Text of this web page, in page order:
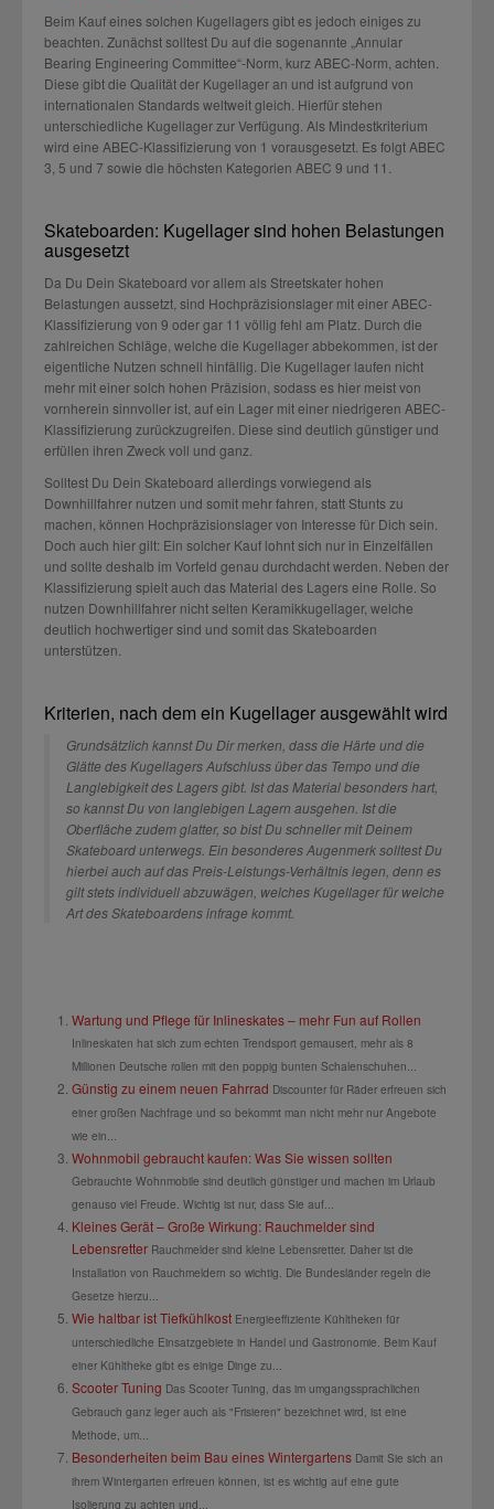
Beim Kauf eines solchen Kugellagers gibt es jedoch einiges zu
beachten. Zunächst solltest Du auf die sogenannte „Annular
Bearing Engineering Committee“-Norm, kurz ABEC-Norm, achten.
Diese gibt die Qualität der Kugellager an und ist aufgrund von
internationalen Standards weltweit gleich. Hierfür stehen
unterschiedliche Kugellager zur Verfügung. Als Mindestkriterium
wird eine ABEC-Klassifizierung von 1 vorausgesetzt. Es folgt ABEC
3, 5 und 7 sowie die höchsten Kategorien ABEC 9 und 11.
Skateboarden: Kugellager sind hohen Belastungen
ausgesetzt
Da Du Dein Skateboard vor allem als Streetskater hohen
Belastungen aussetzt, sind Hochpräzisionslager mit einer ABEC-
Klassifizierung von 9 oder gar 11 völlig fehl am Platz. Durch die
zahlreichen Schläge, welche die Kugellager abbekommen, ist der
eigentliche Nutzen schnell hinfällig. Die Kugellager laufen nicht
mehr mit einer solch hohen Präzision, sodass es hier meist von
vornherein sinnvoller ist, auf ein Lager mit einer niedrigeren ABEC-
Klassifizierung zurückzugreifen. Diese sind deutlich günstiger und
erfüllen ihren Zweck voll und ganz.
Solltest Du Dein Skateboard allerdings vorwiegend als
Downhillfahrer nutzen und somit mehr fahren, statt Stunts zu
machen, können Hochpräzisionslager von Interesse für Dich sein.
Doch auch hier gilt: Ein solcher Kauf lohnt sich nur in Einzelfällen
und sollte deshalb im Vorfeld genau durchdacht werden. Neben der
Klassifizierung spielt auch das Material des Lagers eine Rolle. So
nutzen Downhillfahrer nicht selten Keramikkugellager, welche
deutlich hochwertiger sind und somit das Skateboarden
unterstützen.
Kriterien, nach dem ein Kugellager ausgewählt wird
Grundsätzlich kannst Du Dir merken, dass die Härte und die
Glätte des Kugellagers Aufschluss über das Tempo und die
Langlebigkeit des Lagers gibt. Ist das Material besonders hart,
so kannst Du von langlebigen Lagern ausgehen. Ist die
Oberfläche zudem glatter, so bist Du schneller mit Deinem
Skateboard unterwegs. Ein besonderes Augenmerk solltest Du
hierbei auch auf das Preis-Leistungs-Verhältnis legen, denn es
gilt stets individuell abzuwägen, welches Kugellager für welche
Art des Skateboardens infrage kommt.
Wartung und Pflege für Inlineskates – mehr Fun auf Rollen
Inlineskaten hat sich zum echten Trendsport gemausert, mehr als 8
Millionen Deutsche rollen mit den poppig bunten Schalenschuhen...
Günstig zu einem neuen Fahrrad Discounter für Räder erfreuen sich
einer großen Nachfrage und so bekommt man nicht mehr nur Angebote
wie ein...
Wohnmobil gebraucht kaufen: Was Sie wissen sollten
Gebrauchte Wohnmobile sind deutlich günstiger und machen im Urlaub
genauso viel Freude. Wichtig ist nur, dass Sie auf...
Kleines Gerät – Große Wirkung: Rauchmelder sind
Lebensretter Rauchmelder sind kleine Lebensretter. Daher ist die
Installation von Rauchmeldern so wichtig. Die Bundesländer regeln die
Gesetze hierzu...
Wie haltbar ist Tiefkühlkost Energieeffiziente Kühltheken für
unterschiedliche Einsatzgebiete in Handel und Gastronomie. Beim Kauf
einer Kühltheke gibt es einige Dinge zu...
Scooter Tuning Das Scooter Tuning, das im umgangssprachlichen
Gebrauch ganz leger auch als "Frisieren" bezeichnet wird, ist eine
Methode, um...
Besonderheiten beim Bau eines Wintergartens Damit Sie sich an
ihrem Wintergarten erfreuen können, ist es wichtig auf eine gute
Isolierung zu achten und...